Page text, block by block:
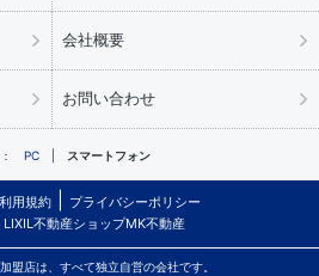
会社概要
お問い合わせ
PC スマートフォン
利用規約
プライバシーポリシー
不動産ショップMK不動産
盟店は、すべて独立自営の会社です。